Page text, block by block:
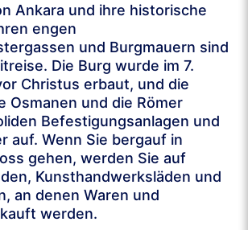
Ankara und ihre historische
engen
und Burgmauern sind
Die Burg wurde im 7.
Christus erbaut, und die
Osmanen und die Römer
Befestigungsanlagen und
auf. Wenn Sie bergauf in
gehen, werden Sie auf
Kunsthandwerksläden und
an denen Waren und
werden.